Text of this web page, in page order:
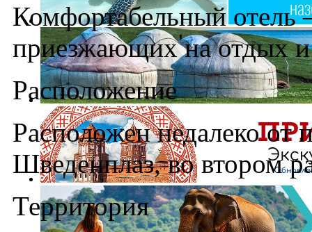
Комфортабельный
приезжающих на отдых
Расположение
Расположен недалеко от
Шведенплаз, во втором
Территория